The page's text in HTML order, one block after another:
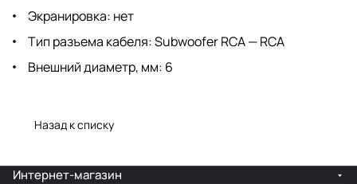
Экранировка: нет
Тип разъема кабеля: Subwoofer RCA — RCA
Внешний диаметр, мм: 6
Назад к списку
Интернет-магазин